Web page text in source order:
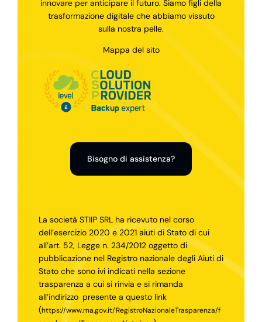
innovare per anticipare il futuro. Siamo figli della
trasformazione digitale che abbiamo vissuto
sulla nostra pelle.
Mappa del sito
Bisogno di assistenza?
La società STIIP SRL ha ricevuto nel corso
dell’esercizio 2020 e 2021 aiuti di Stato di cui
all’art. 52, Legge n. 234/2012 oggetto di
pubblicazione nel Registro nazionale degli Aiuti di
Stato che sono ivi indicati nella sezione
trasparenza a cui si rinvia e si rimanda
all’indirizzo presente a questo link
(https://www.rna.gov.it/RegistroNazionaleTrasparenza/f